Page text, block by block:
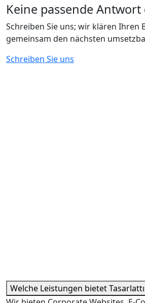
Keine passende
Schreiben Sie uns; wir klären Ihren
gemeinsam den nächsten
Schreiben Sie uns
Welche Leistungen bietet